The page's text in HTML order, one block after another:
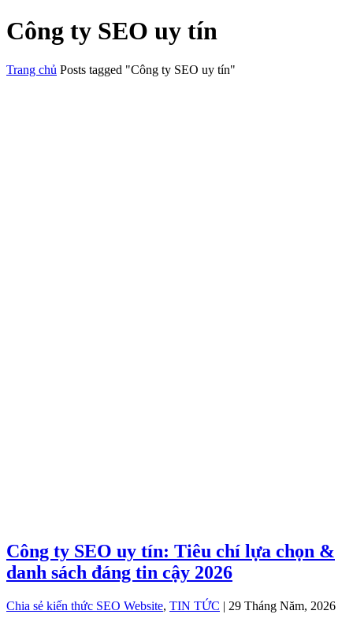
Công ty SEO uy tín
Trang chủ Posts tagged "Công ty SEO uy tín"
Công ty SEO uy tín: Tiêu chí lựa chọn &
danh sách đáng tin cậy 2026
Chia sẻ kiến thức SEO Website, TIN TỨC | 29 Tháng Năm, 2026